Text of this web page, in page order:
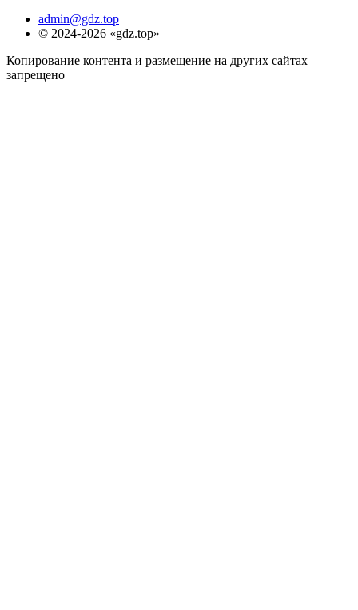
admin@gdz.top
© 2024-2026 «gdz.top»
Копирование контента и размещение на других сайтах
запрещено